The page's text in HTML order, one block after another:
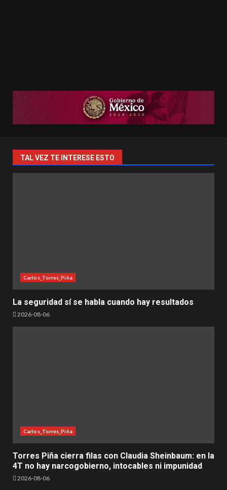
TAL VEZ TE INTERESE ESTO
Carlos_Torres_Piña
La seguridad sí se habla cuando hay resultados
2026-08-06
Carlos_Torres_Piña
Torres Piña cierra filas con Claudia Sheinbaum: en la
4T no hay narcogobierno, intocables ni impunidad
2026-08-06